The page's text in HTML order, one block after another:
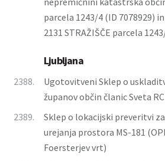
parcela 1243/4 (ID 7078929)
2131 STRAŽIŠČE parcela
Ljubljana
2388.
Ugotovitveni Sklep o
županov občin članic Sveta
2389.
Sklep o lokacijski preveritvi
urejanja prostora MS-181
Foersterjev vrt)